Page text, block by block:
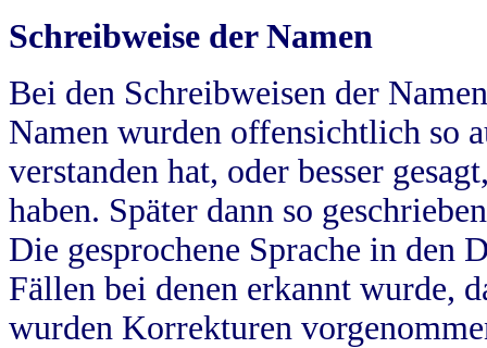
Schreibweise der Namen
Bei den Schreibweisen der
Namen wurden offensichtlich so
verstanden hat, oder besser
haben. Später dann so
Die gesprochene Sprache in
Fällen bei denen erkannt wurde,
wurden Korrekturen